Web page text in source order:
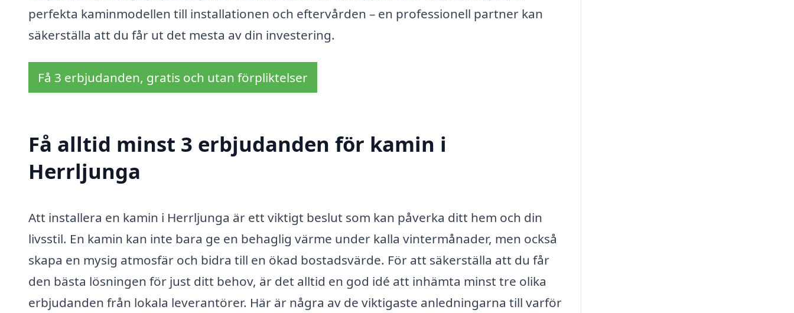
perfekta kaminmodellen till installationen och eftervården – en professionell partner kan
säkerställa att du får ut det mesta av din investering.
Få 3 erbjudanden, gratis och utan förpliktelser
Få alltid minst 3 erbjudanden för kamin i
Herrljunga
Att installera en kamin i Herrljunga är ett viktigt beslut som kan påverka ditt hem och din
livsstil. En kamin kan inte bara ge en behaglig värme under kalla vintermånader, men också
skapa en mysig atmosfär och bidra till en ökad bostadsvärde. För att säkerställa att du får
den bästa lösningen för just ditt behov, är det alltid en god idé att inhämta minst tre olika
erbjudanden från lokala leverantörer. Här är några av de viktigaste anledningarna till varför